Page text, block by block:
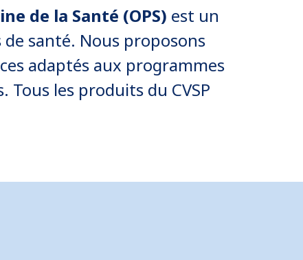
de la Santé (OPS) est un
santé. Nous proposons
adaptés aux programmes
les produits du CVSP